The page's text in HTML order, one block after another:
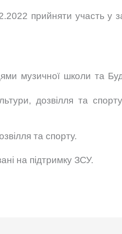
прийняти участь у
музичної школи та
дозвілля та
та спорту.
на підтримку ЗСУ.